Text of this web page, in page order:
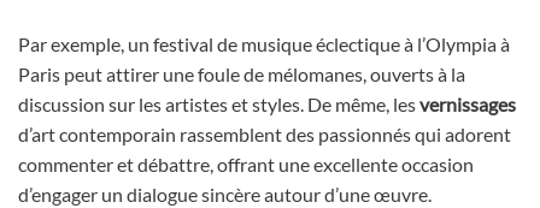
Par exemple, un festival de musique éclectique à l’Olympia à
Paris peut attirer une foule de mélomanes, ouverts à la
discussion sur les artistes et styles. De même, lesvernissages
d’art contemporain rassemblent des passionnés qui adorent
commenter et débattre, offrant une excellente occasion
d’engager un dialogue sincère autour d’une œuvre.